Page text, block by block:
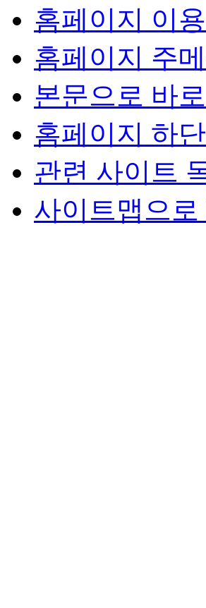
홈페이지 이
홈페이지 주
본문으로 바
홈페이지 하
관련 사이트
사이트맵으